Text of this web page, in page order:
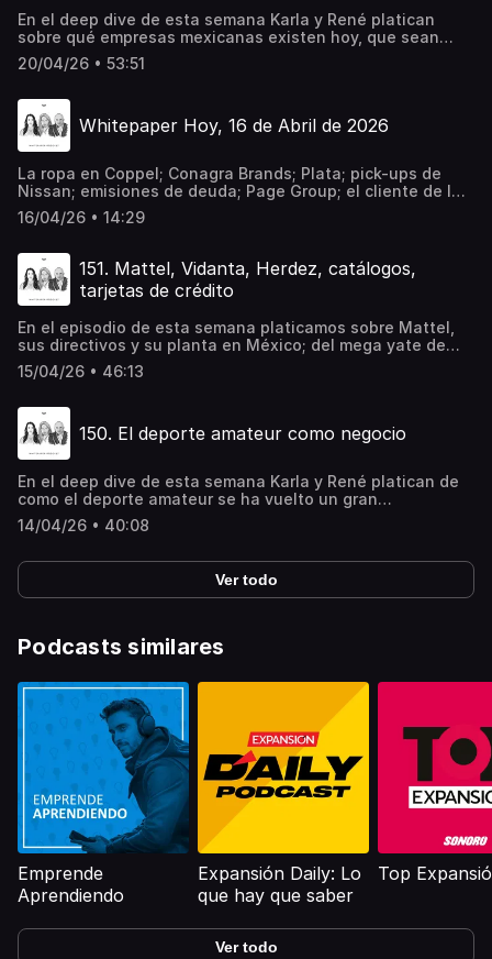
En el deep dive de esta semana Karla y René platican
sobre qué empresas mexicanas existen hoy, que sean
grandes y el día de mañana puedan llegar a valer más de
$30,000 millones de dólares.Recomendación:⁠Great
aerolínea más puntual del mundo por segundo año
consecutivo, de acuerdo con CIRIUM. Conoce más Prueba
Whitepaper 30 días gratisCompra tu gorra o ilustraciones
"Whitepaper Hoy" en Spotify⁠
20/04/26 • 53:51
Whitepaper Hoy, 16 de Abril de 2026
La ropa en Coppel; Conagra Brands; Plata; pick-ups de
Nissan; emisiones de deuda; Page Group; el cliente de las
Cyber; Hertha Metals; AI y fast food; la situación en Aston
Martin; el pivot de Allbirdssuscríbete en
16/04/26 • 14:29
151. Mattel, Vidanta, Herdez, catálogos,
tarjetas de crédito
En el episodio de esta semana platicamos sobre Mattel,
sus directivos y su planta en México; del mega yate de
Vidanta; del joint venture entre Froneri y Herdez; de cómo
las marcas de lujo están regresando a imprimir catálogos;
crédito.Prueba Whitepaper 30 días gratisCompra tu gorra
o ilustraciones de Whitepaper aquí⁠Escucha nuestro
newsletter diario "Whitepaper Hoy" en Spotify⁠
15/04/26 • 46:13
150. El deporte amateur como negocio
En el deep dive de esta semana Karla y René platican de
como el deporte amateur se ha vuelto un gran
negocio.Recomendación:Podcast: Una novela
criminalCompra tu gorra o ilustraciones de Whitepaper
14/04/26 • 40:08
Ver todo
Podcasts similares
Emprende
Aprendiendo
Expansión Daily: Lo
que hay que saber
Top
Ver todo